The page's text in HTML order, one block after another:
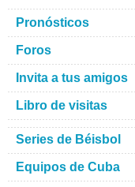
Pronósticos
Foros
Invita a tus amigos
Libro de visitas
Series de Béisbol
Equipos de Cuba